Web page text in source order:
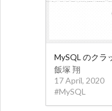
飯塚 翔
17 April, 2020
#MySQL